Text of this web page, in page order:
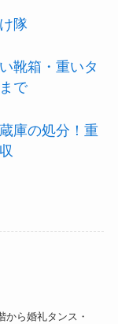
隊
靴箱・重いタ
で
庫の処分！重
から婚礼タンス・